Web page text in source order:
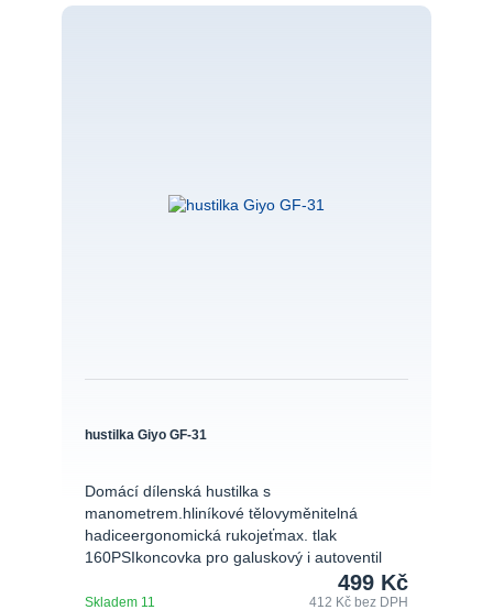
hustilka Giyo GF-31
Domácí dílenská hustilka s
manometrem.hliníkové tělovyměnitelná
hadiceergonomická rukojeťmax. tlak
160PSIkoncovka pro galuskový i autoventil
499 Kč
412 Kčbez DPH
Skladem 11